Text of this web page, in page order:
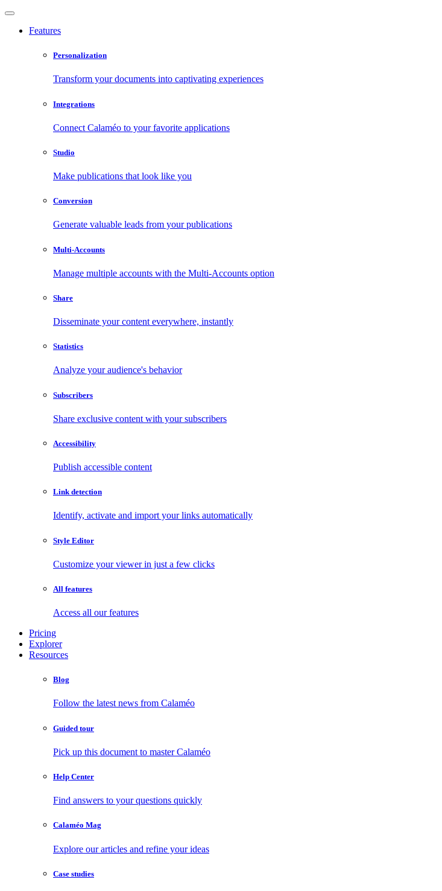
Features
Personalization
Transform your documents into captivating experiences
Integrations
Connect Calaméo to your favorite applications
Studio
Make publications that look like you
Conversion
Generate valuable leads from your publications
Multi-Accounts
Manage multiple accounts with the Multi-Accounts option
Share
Disseminate your content everywhere, instantly
Statistics
Analyze your audience's behavior
Subscribers
Share exclusive content with your subscribers
Accessibility
Publish accessible content
Link detection
Identify, activate and import your links automatically
Style Editor
Customize your viewer in just a few clicks
All features
Access all our features
Pricing
Explorer
Resources
Blog
Follow the latest news from Calaméo
Guided tour
Pick up this document to master Calaméo
Help Center
Find answers to your questions quickly
Calaméo Mag
Explore our articles and refine your ideas
Case studies